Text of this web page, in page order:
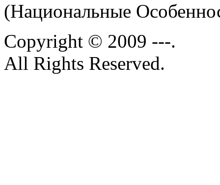
(Национальные
Copyright © 2009 ---.
All Rights Reserved.